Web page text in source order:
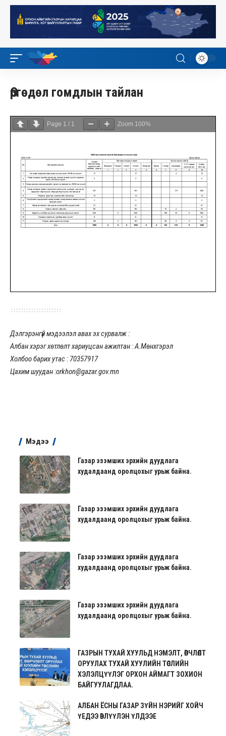
Өргөдөл гомдлын тайлан
Page 1 / 1 Zoom 100%
Дэлгэрэнгүй мэдээлэл авах эх сурвалж :
Албан хэрэг хөтлөлт хариуцсан ажилтан : А.Мөнхгэрэл
Холбоо барих утас : 70357917
Цахим шуудан :orkhon@gazar.gov.mn
Мэдээ
Газар эзэмших эрхийн дуудлага
худалдаанд оролцохыг урьж байна.
Газар эзэмших эрхийн дуудлага
худалдаанд оролцохыг урьж байна.
Газар эзэмших эрхийн дуудлага
худалдаанд оролцохыг урьж байна.
Газар эзэмших эрхийн дуудлага
худалдаанд оролцохыг урьж байна.
ГАЗРЫН ТУХАЙ ХУУЛЬД НЭМЭЛТ, ӨӨРЧЛӨЛТ
ОРУУЛАХ ТУХАЙ ХУУЛИЙН ТӨСЛИЙН
ХЭЛЭЛЦҮҮЛЭГ ОРХОН АЙМАГТ ЗОХИОН
БАЙГУУЛАГДЛАА.
АЛБАН ЁСНЫ ГАЗАР ЗҮЙН НЭРИЙГ ХОЙЧ
ҮЕДЭЭ ӨВЛҮҮЛЭН ҮЛДЭЭЕ